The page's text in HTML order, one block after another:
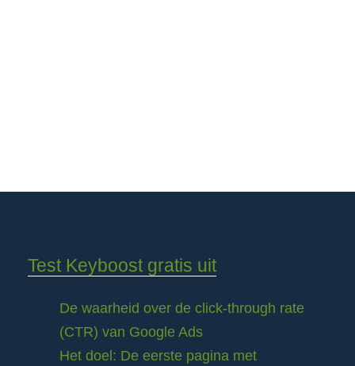
Test Keyboost gratis uit
De waarheid over de click-through rate
(CTR) van Google Ads
Het doel: De eerste pagina met